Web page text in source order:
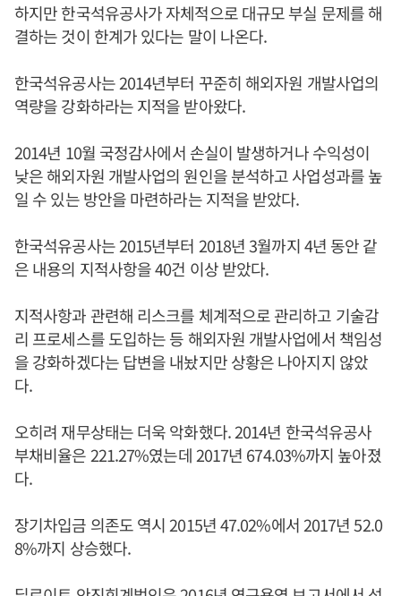
하지만 한국석유공사가 자체적으로 대규모 부실 문제를 해
결하는 것이 한계가 있다는 말이 나온다.
한국석유공사는 2014년부터 꾸준히 해외자원 개발사업의
역량을 강화하라는 지적을 받아왔다.
2014년 10월 국정감사에서 손실이 발생하거나 수익성이
낮은 해외자원 개발사업의 원인을 분석하고 사업성과를 높
일 수 있는 방안을 마련하라는 지적을 받았다.
한국석유공사는 2015년부터 2018년 3월까지 4년 동안 같
은 내용의 지적사항을 40건 이상 받았다.
지적사항과 관련해 리스크를 체계적으로 관리하고 기술감
리 프로세스를 도입하는 등 해외자원 개발사업에서 책임성
을 강화하겠다는 답변을 내놨지만 상황은 나아지지 않았
다.
오히려 재무상태는 더욱 악화했다. 2014년 한국석유공사
부채비율은 221.27%였는데 2017년 674.03%까지 높아졌
다.
장기차입금 의존도 역시 2015년 47.02%에서 2017년 52.0
8%까지 상승했다.